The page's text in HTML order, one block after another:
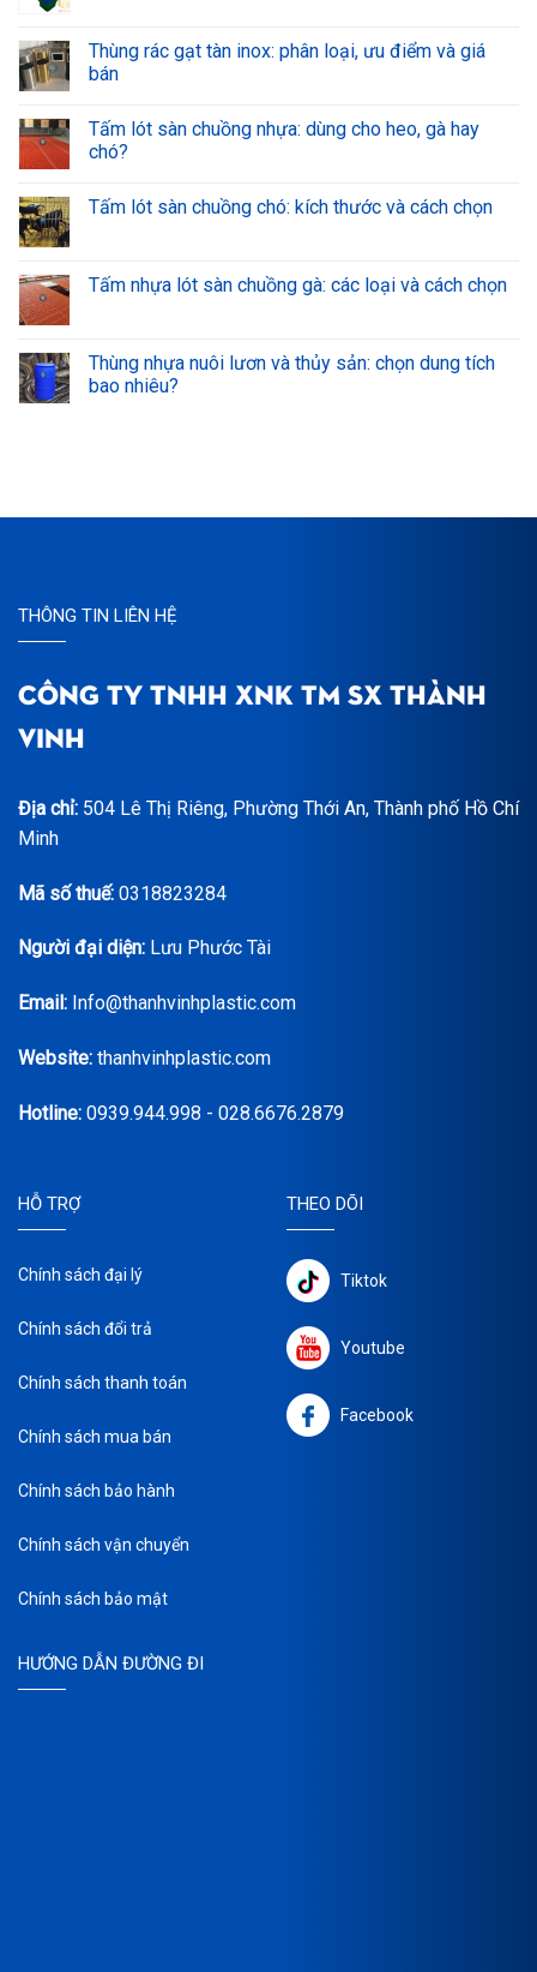
Thùng rác gạt tàn inox: phân loại, ưu điểm và giá
bán
Tấm lót sàn chuồng nhựa: dùng cho heo, gà hay
chó?
Tấm lót sàn chuồng chó: kích thước và cách chọn
Tấm nhựa lót sàn chuồng gà: các loại và cách chọn
Thùng nhựa nuôi lươn và thủy sản: chọn dung tích
bao nhiêu?
THÔNG TIN LIÊN HỆ
CÔNG TY TNHH XNK TM SX THÀNH
VINH
Địa chỉ: 504 Lê Thị Riêng, Phường Thới An, Thành phố Hồ Chí
Minh
Mã số thuế: 0318823284
Người đại diện: Lưu Phước Tài
Email: Info@thanhvinhplastic.com
Website: thanhvinhplastic.com
Hotline: 0939.944.998 - 028.6676.2879
HỖ TRỢ
Chính sách đại lý
Chính sách đổi trả
Chính sách thanh toán
Chính sách mua bán
Chính sách bảo hành
Chính sách vận chuyển
Chính sách bảo mật
THEO DÕI
Tiktok
Youtube
Facebook
HƯỚNG DẪN ĐƯỜNG ĐI